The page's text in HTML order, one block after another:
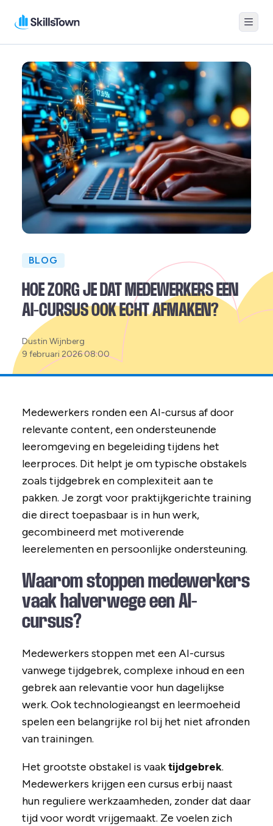
Menu
BLOG
HOE ZORG JE DAT MEDEWERKERS EEN
AI-CURSUS OOK ECHT AFMAKEN?
Posted
by:
Dustin Wijnberg
9 februari 2026 08:00
Medewerkers ronden een AI-cursus af door
relevante content, een ondersteunende
leeromgeving en begeleiding tijdens het
leerproces. Dit helpt je om typische obstakels
zoals tijdgebrek en complexiteit aan te
pakken. Je zorgt voor praktijkgerichte training
die direct toepasbaar is in hun werk,
gecombineerd met motiverende
leerelementen en persoonlijke ondersteuning.
Waarom stoppen medewerkers
vaak halverwege een AI-
cursus?
Medewerkers stoppen met een AI-cursus
vanwege tijdgebrek, complexe inhoud en een
gebrek aan relevantie voor hun dagelijkse
werk. Ook technologieangst en leermoeheid
spelen een belangrijke rol bij het niet afronden
van trainingen.
Het grootste obstakel is vaaktijdgebrek.
Medewerkers krijgen een cursus erbij naast
hun reguliere werkzaamheden, zonder dat daar
tijd voor wordt vrijgemaakt. Ze voelen zich